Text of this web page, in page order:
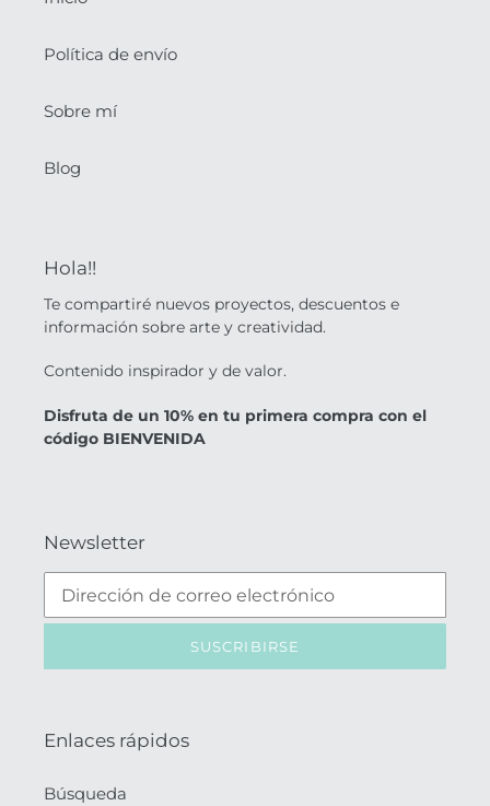
Política de envío
Sobre mí
Blog
Hola!!
Te compartiré nuevos proyectos, descuentos e
información sobre arte y creatividad.
Contenido inspirador y de valor.
Disfruta de un 10% en tu primera compra con el
código BIENVENIDA
Newsletter
SUSCRIBIRSE
Enlaces rápidos
Búsqueda